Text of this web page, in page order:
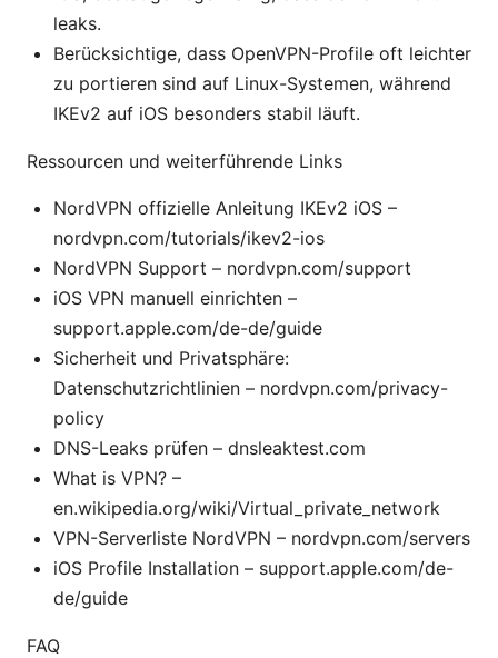
leaks.
Berücksichtige, dass OpenVPN-Profile oft leichter
zu portieren sind auf Linux-Systemen, während
IKEv2 auf iOS besonders stabil läuft.
Ressourcen und weiterführende Links
NordVPN offizielle Anleitung IKEv2 iOS –
nordvpn.com/tutorials/ikev2-ios
NordVPN Support – nordvpn.com/support
iOS VPN manuell einrichten –
support.apple.com/de-de/guide
Sicherheit und Privatsphäre:
Datenschutzrichtlinien – nordvpn.com/privacy-
policy
DNS-Leaks prüfen – dnsleaktest.com
What is VPN? –
en.wikipedia.org/wiki/Virtual_private_network
VPN-Serverliste NordVPN – nordvpn.com/servers
iOS Profile Installation – support.apple.com/de-
de/guide
FAQ